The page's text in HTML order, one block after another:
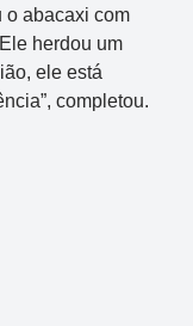
o abacaxi com
herdou um
ele está
completou.